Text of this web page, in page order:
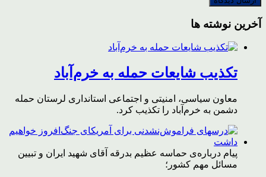
آخرین نوشته ها
تکذیب شایعات حمله به خرم‌آباد
معاون سیاسی، امنیتی و اجتماعی استانداری لرستان حمله
دشمن به خرم‌آباد را تکذیب کرد.
پیام درباره‌ی حماسه عظیم بدرقه آقای شهید ایران و تبیین
مسائل مهم کشور؛